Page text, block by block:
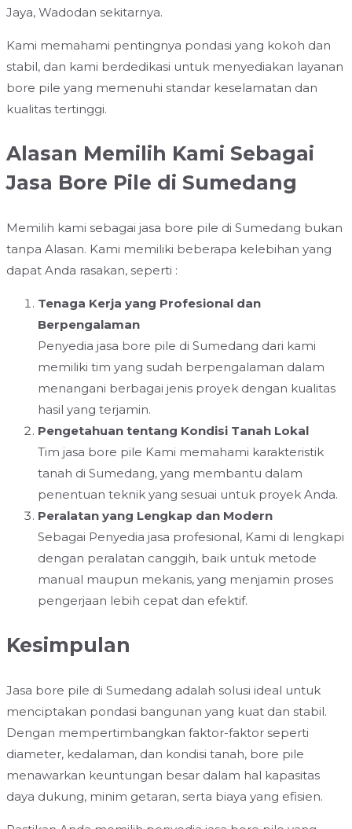
Jaya, Wadodan sekitarnya.
Kami memahami pentingnya pondasi yang kokoh dan
stabil, dan kami berdedikasi untuk menyediakan layanan
bore pile yang memenuhi standar keselamatan dan
kualitas tertinggi.
Alasan Memilih Kami Sebagai
Jasa Bore Pile di Sumedang
Memilih kami sebagai jasa bore pile di Sumedang bukan
tanpa Alasan. Kami memiliki beberapa kelebihan yang
dapat Anda rasakan, seperti :
Tenaga Kerja yang Profesional dan
Berpengalaman
Penyedia jasa bore pile di Sumedang dari kami
memiliki tim yang sudah berpengalaman dalam
menangani berbagai jenis proyek dengan kualitas
hasil yang terjamin.
Pengetahuan tentang Kondisi Tanah Lokal
Tim jasa bore pile Kami memahami karakteristik
tanah di Sumedang, yang membantu dalam
penentuan teknik yang sesuai untuk proyek Anda.
Peralatan yang Lengkap dan Modern
Sebagai Penyedia jasa profesional, Kami di lengkapi
dengan peralatan canggih, baik untuk metode
manual maupun mekanis, yang menjamin proses
pengerjaan lebih cepat dan efektif.
Kesimpulan
Jasa bore pile di Sumedang adalah solusi ideal untuk
menciptakan pondasi bangunan yang kuat dan stabil.
Dengan mempertimbangkan faktor-faktor seperti
diameter, kedalaman, dan kondisi tanah, bore pile
menawarkan keuntungan besar dalam hal kapasitas
daya dukung, minim getaran, serta biaya yang efisien.